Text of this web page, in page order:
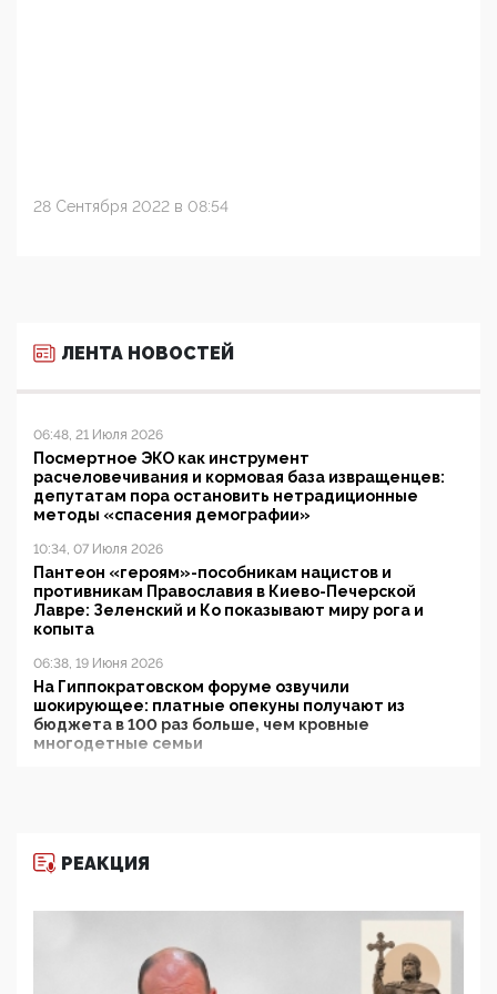
28 Сентября 2022 в 08:54
ЛЕНТА НОВОСТЕЙ
06:48, 21 Июля 2026
Посмертное ЭКО как инструмент
расчеловечивания и кормовая база извращенцев:
депутатам пора остановить нетрадиционные
методы «спасения демографии»
10:34, 07 Июля 2026
Пантеон «героям»-пособникам нацистов и
противникам Православия в Киево-Печерской
Лавре: Зеленский и Ко показывают миру рога и
копыта
06:38, 19 Июня 2026
На Гиппократовском форуме озвучили
шокирующее: платные опекуны получают из
бюджета в 100 раз больше, чем кровные
многодетные семьи
11:53, 09 Июня 2026
деятельность ИИТО ЮНЕСКО в России, но
цифроглобалисты продолжают определять
повестку в образовании
09:43, 01 Июня 2026
РЕАКЦИЯ